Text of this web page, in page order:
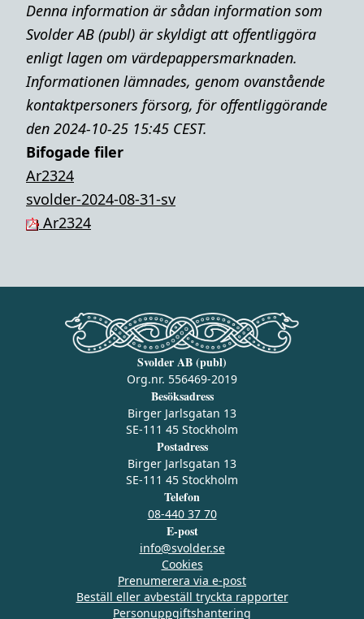
Denna information är sådan information som
Svolder AB (publ) är skyldigt att offentliggöra
enligt lagen om värdepappersmarknaden.
Informationen lämnades, genom ovanstående
kontaktpersoners försorg, för offentliggörande
den 2024-10-25 15:45 CEST.
Bifogade filer
Ar2324
svolder-2024-08-31-sv
Ar2324
Svolder AB (publ)
Org.nr. 556469-2019
Besöksadress
Birger Jarlsgatan 13
SE-111 45 Stockholm
Postadress
Birger Jarlsgatan 13
SE-111 45 Stockholm
Telefon
08-440 37 70
E-post
info@svolder.se
Cookies
Prenumerera via e‑post
Beställ eller avbeställ tryckta rapporter
Personuppgiftshantering